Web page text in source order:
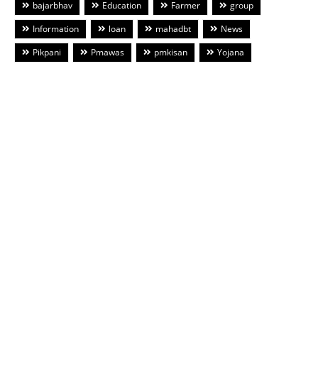
bajarbhav Education Farmer
group
Information
loan mahadbt
News
Pikpani
Pmawas pmkisan Yojana